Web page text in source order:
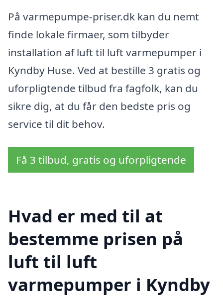
På varmepumpe-priser.dk kan du nemt
finde lokale firmaer, som tilbyder
installation af luft til luft varmepumper i
Kyndby Huse. Ved at bestille 3 gratis og
uforpligtende tilbud fra fagfolk, kan du
sikre dig, at du får den bedste pris og
service til dit behov.
Få 3 tilbud, gratis og uforpligtende
Hvad er med til at
bestemme prisen på
luft til luft
varmepumper i Kyndby